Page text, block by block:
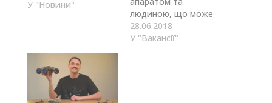
У "Новини"
людиною, що може
навчити
користуватися. Маю
28.06.2018
У "Вакансії"